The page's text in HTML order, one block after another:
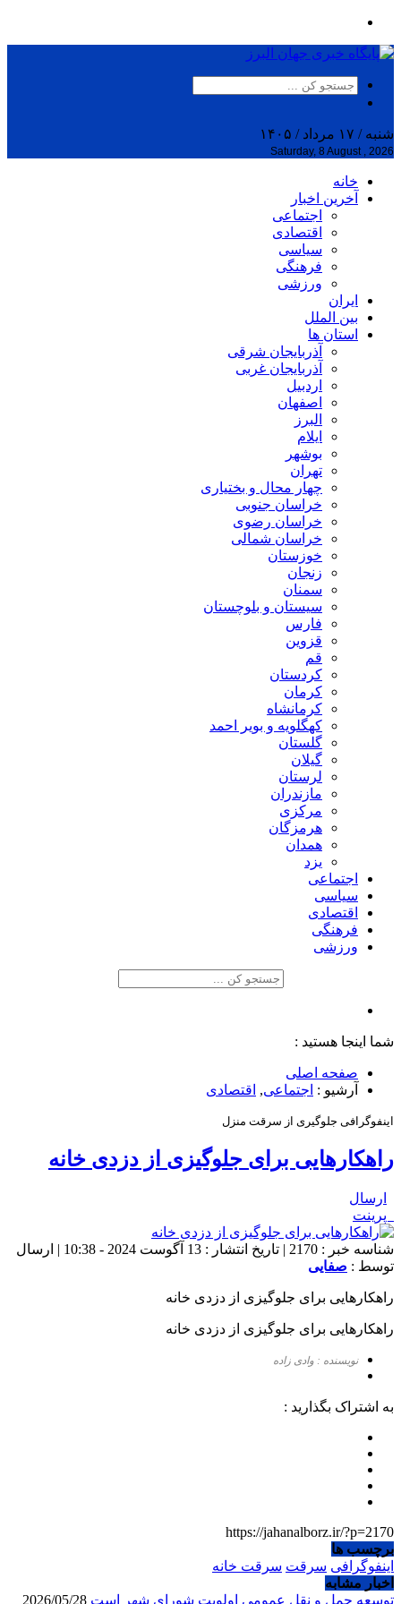
شنبه / ۱۷ مرداد / ۱۴۰۵
Saturday, 8 August , 2026
خانه
آخرین اخبار
اجتماعی
اقتصادی
سیاسی
فرهنگی
ورزشی
ایران
بین الملل
استان ها
آذربایجان شرقی
آذربایجان غربی
اردبیل
اصفهان
البرز
ایلام
بوشهر
تهران
چهار محال و بختیاری
خراسان جنوبی
خراسان رضوی
خراسان شمالی
خوزستان
زنجان
سمنان
سیستان و بلوچستان
فارس
قزوین
قم
کردستان
کرمان
کرمانشاه
کهگلویه و بویر احمد
گلستان
گیلان
لرستان
مازندران
مرکزی
هرمزگان
همدان
یزد
اجتماعی
سیاسی
اقتصادی
فرهنگی
ورزشی
شما اینجا هستید :
صفحه اصلی
آرشیو : اجتماعی, اقتصادی
اینفوگرافی جلوگیری از سرقت منزل
راهکارهایی برای جلوگیزی از دزدی خانه
ارسال
پرینت
شناسه خبر : 2170 | تاریخ انتشار : 13 آگوست 2024 - 10:38 | ارسال
توسط : صفایی
راهکارهایی برای جلوگیزی از دزدی خانه
راهکارهایی برای جلوگیزی از دزدی خانه
نویسنده : وادی زاده
به اشتراک بگذارید :
https://jahanalborz.ir/?p=2170
برچسب ها
اینفوگرافی سرقت سرقت خانه
اخبار مشابه
توسعه حمل و نقل عمومی اولویت شورای شهر است